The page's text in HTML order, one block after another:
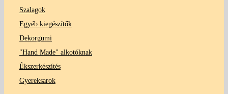
Szalagok
Egyéb kiegészítők
Dekorgumi
"Hand Made" alkotóknak
Ékszerkészítés
Gyereksarok